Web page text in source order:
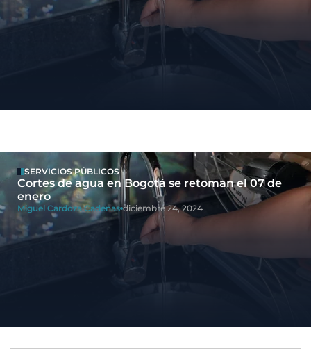
SERVICIOS PÚBLICOS
Cortes de agua en Bogotá se retoman el 07 de
enero
Miguel Cardoza Cadenas diciembre 24, 2024